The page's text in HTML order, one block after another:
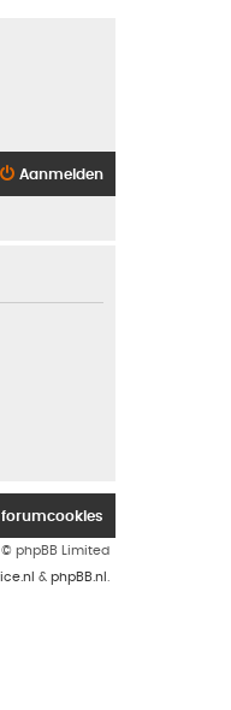
Aanmelden
phpBB Limited
& phpBB.nl